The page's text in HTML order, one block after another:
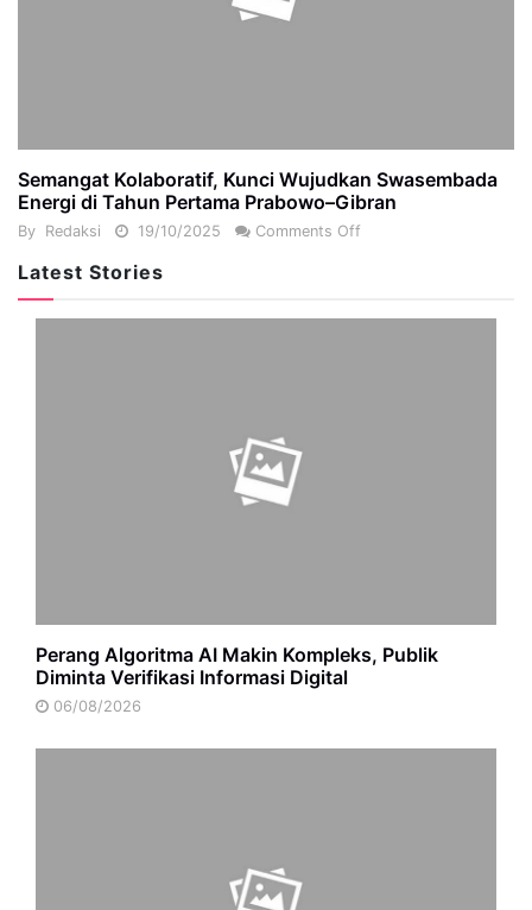
Semangat Kolaboratif, Kunci Wujudkan Swasembada
Energi di Tahun Pertama Prabowo–Gibran
By Redaksi 19/10/2025 Comments Off
Latest Stories
Perang Algoritma AI Makin Kompleks, Publik
Diminta Verifikasi Informasi Digital
06/08/2026